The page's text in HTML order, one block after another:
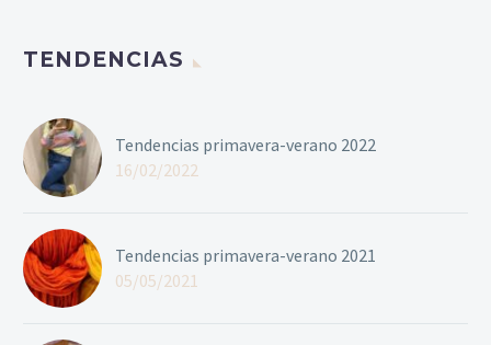
TENDENCIAS
Tendencias primavera-verano 2022
16/02/2022
Tendencias primavera-verano 2021
05/05/2021